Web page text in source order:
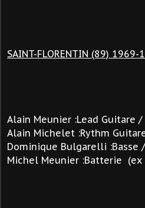
SAINT-FLORENTIN (89) 1969-
Alain Meunier :Lead Guitare /
Alain Michelet :Rythm
Dominique Bulgarelli :Basse
Michel Meunier :Batterie (ex